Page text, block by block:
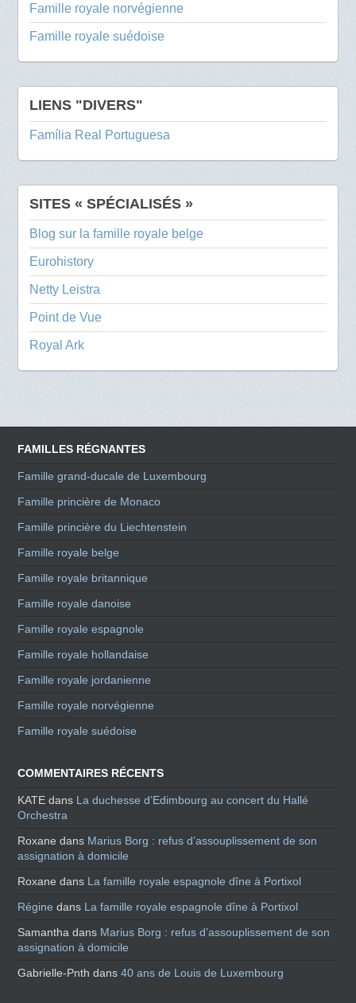
Famille royale norvégienne
Famille royale suédoise
LIENS "DIVERS"
Família Real Portuguesa
SITES « SPÉCIALISÉS »
Blog sur la famille royale belge
Eurohistory
Netty Leistra
Point de Vue
Royal Ark
FAMILLES RÉGNANTES
Famille grand-ducale de Luxembourg
Famille princière de Monaco
Famille princière du Liechtenstein
Famille royale belge
Famille royale britannique
Famille royale danoise
Famille royale espagnole
Famille royale hollandaise
Famille royale jordanienne
Famille royale norvégienne
Famille royale suédoise
COMMENTAIRES RÉCENTS
KATE dans La duchesse d’Edimbourg au concert du Hallé
Orchestra
Roxane dans Marius Borg : refus d’assouplissement de son
assignation à domicile
Roxane dans La famille royale espagnole dîne à Portixol
Régine dans La famille royale espagnole dîne à Portixol
Samantha dans Marius Borg : refus d’assouplissement de son
assignation à domicile
Gabrielle-Pnth dans40 ans de Louis de Luxembourg